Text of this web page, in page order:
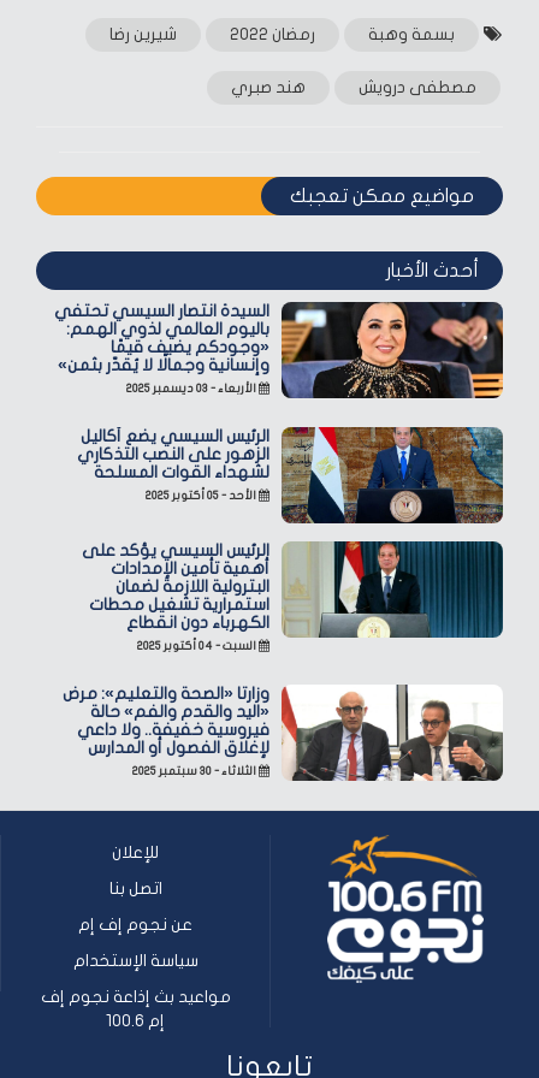
بسمة وهبة رمضان 2022 شيرين رضا
مصطفى درويش هند صبري
مواضيع ممكن تعجبك
أحدث الأخبار
السيدة انتصار السيسي تحتفي
باليوم العالمي لذوي الهمم:
«وجودكم يضيف قيمًا
وإنسانية وجمالًا لا يُقدّر بثمن»
الأربعاء - ٠٣ ديسمبر ٢٠٢٥
الرئيس السيسي يضع أكاليل
الزهور على النصب التذكاري
لشهداء القوات المسلحة
الأحد - ٠٥ أكتوبر ٢٠٢٥
الرئيس السيسي يؤكد على
أهمية تأمين الإمدادات
البترولية اللازمة لضمان
استمرارية تشغيل محطات
الكهرباء دون انقطاع
السبت - ٠٤ أكتوبر ٢٠٢٥
وزارتا «الصحة والتعليم»: مرض
«اليد والقدم والفم» حالة
فيروسية خفيفة.. ولا داعي
لإغلاق الفصول أو المدارس
الثلاثاء - ٣٠ سبتمبر ٢٠٢٥
للإعلان
اتصل بنا
عن نجوم إف إم
سياسة الإستخدام
مواعيد بث إذاعة نجوم إف
إم 100.6
تابعونا